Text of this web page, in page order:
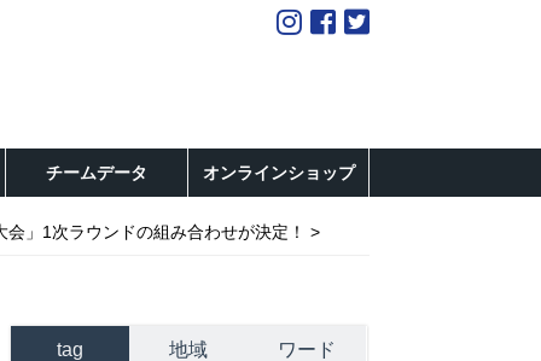
チームデータ オンラインショップ
」1次ラウンドの組み合わせが決定！
tag 地域 ワード